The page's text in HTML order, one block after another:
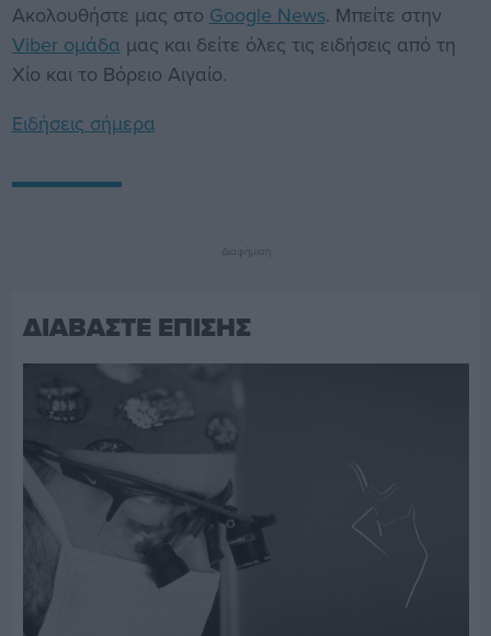
Ακολουθήστε μας στο Google News. Μπείτε στην
Viber ομάδα μας και δείτε όλες τις ειδήσεις από τη
Χίο και το Βόρειο Αιγαίο.
Ειδήσεις σήμερα
Διαφήμιση
ΔΙΑΒΑΣΤΕ ΕΠΙΣΗΣ